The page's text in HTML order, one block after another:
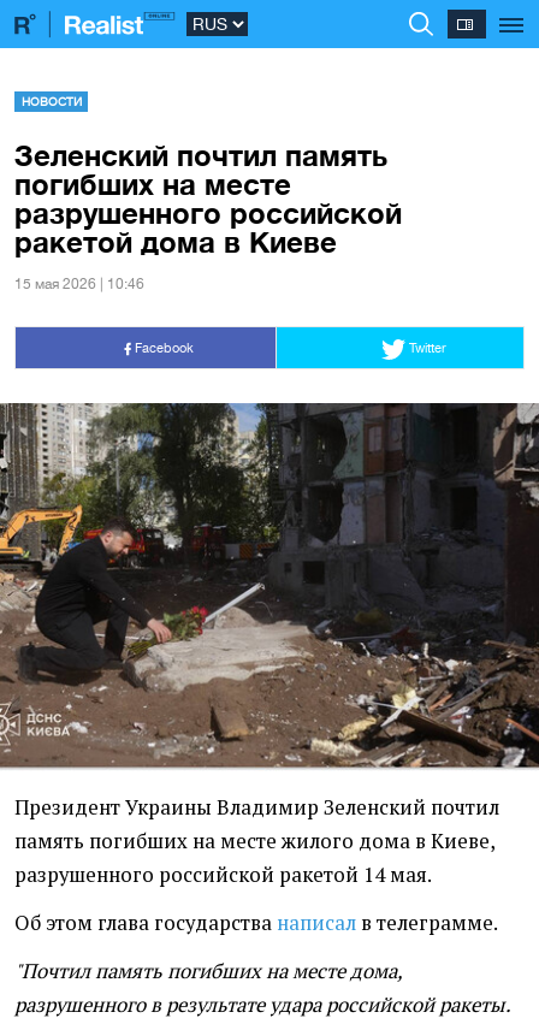
НОВОСТИ
Зеленский почтил память
погибших на месте
разрушенного российской
ракетой дома в Киеве
15 мая 2026 | 10:46
Facebook Twitter
Президент Украины Владимир Зеленский почтил
память погибших на месте жилого дома в Киеве,
разрушенного российской ракетой 14 мая.
Об этом глава государства написал в телеграмме.
"Почтил память погибших на месте дома,
разрушенного в результате удара российской ракеты.